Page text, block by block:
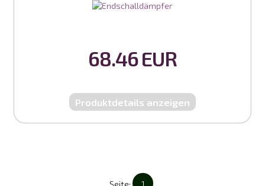
68.46 EUR
Produktdetails anzeigen
Seite: 1